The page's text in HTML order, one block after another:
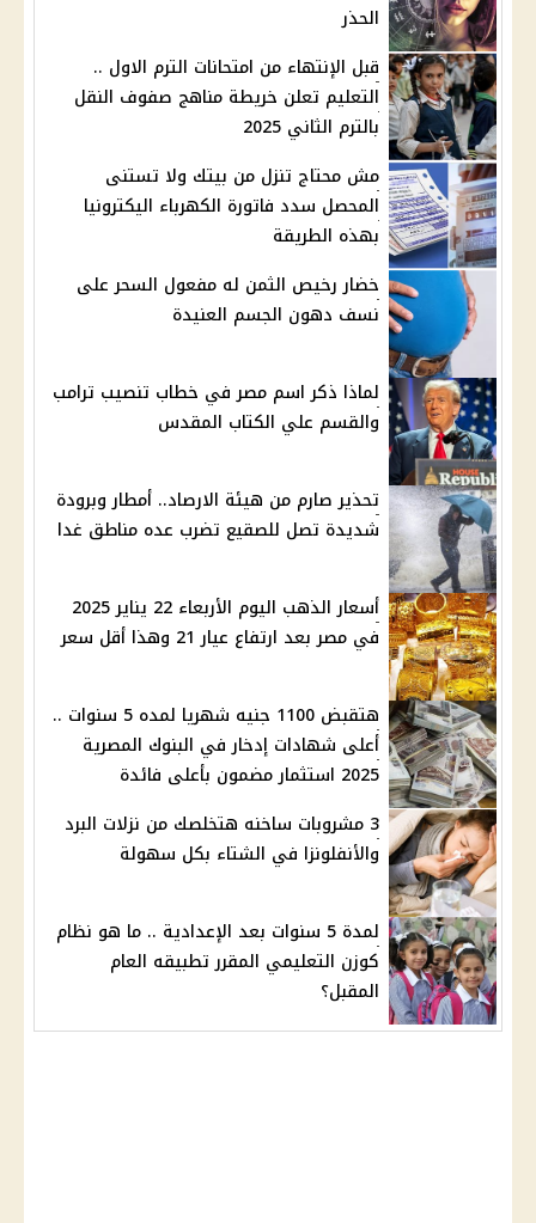
الحذر
قبل الإنتهاء من امتحانات الترم الاول ..
التعليم تعلن خريطة مناهج صفوف النقل
بالترم الثاني 2025
مش محتاج تنزل من بيتك ولا تستنى
المحصل سدد فاتورة الكهرباء اليكترونيا
بهذه الطريقة
خضار رخيص الثمن له مفعول السحر على
نسف دهون الجسم العنيدة
لماذا ذكر اسم مصر في خطاب تنصيب ترامب
والقسم علي الكتاب المقدس
تحذير صارم من هيئة الارصاد.. أمطار وبرودة
شديدة تصل للصقيع تضرب عده مناطق غدا
أسعار الذهب اليوم الأربعاء 22 يناير 2025
في مصر بعد ارتفاع عيار 21 وهذا أقل سعر
هتقبض 1100 جنيه شهريا لمده 5 سنوات ..
أعلى شهادات إدخار في البنوك المصرية
2025 استثمار مضمون بأعلى فائدة
3 مشروبات ساخنه هتخلصك من نزلات البرد
والأنفلونزا في الشتاء بكل سهولة
لمدة 5 سنوات بعد الإعدادية .. ما هو نظام
كوزن التعليمي المقرر تطبيقه العام
المقبل؟